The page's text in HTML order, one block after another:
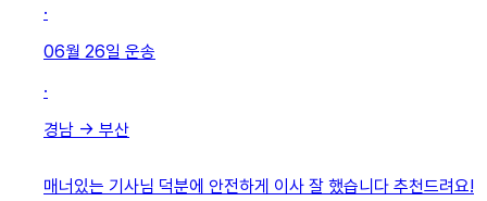
·
06월 26일 운송
·
경남 → 부산
매너있는 기사님 덕분에 안전하게 이사 잘 했습니다 추천드려요!